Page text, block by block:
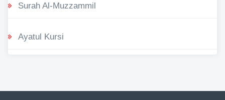
Surah Al-Muzzammil
Ayatul Kursi